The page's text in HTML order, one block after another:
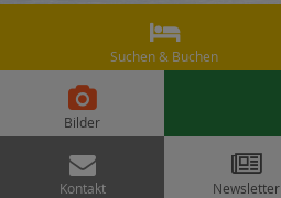

Suchen & Buchen

Bilder

Kontakt

Newsletter